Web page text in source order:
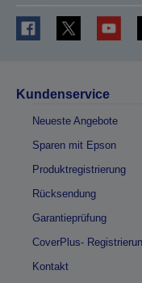
Kundenservice
Neueste Angebote
Sparen mit Epson
Produktregistrierung
Rücksendung
Garantieprüfung
CoverPlus-
Kontakt